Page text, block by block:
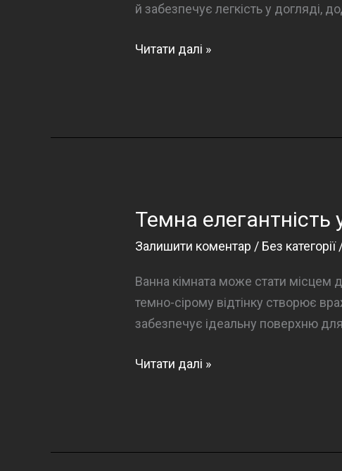
й забезпечує легкість у догляді,
Темна
Читати далі »
Темна елегантність
Залишити коментар / Без категорії
Ванна кімната може стати місцем
темно-сірому відтінку створює
забезпечує ідеальну поверхню
Темна
Читати далі »